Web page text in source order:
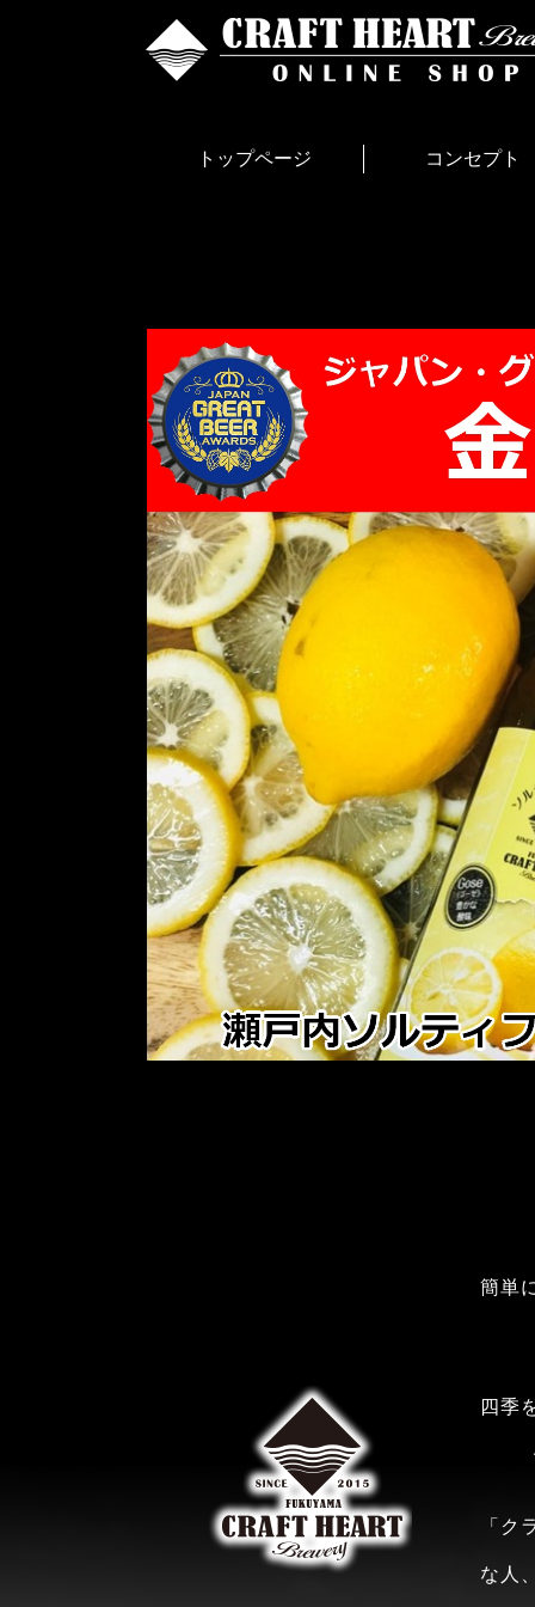
トップページ コンセプト
簡単
四季
「ク
な人